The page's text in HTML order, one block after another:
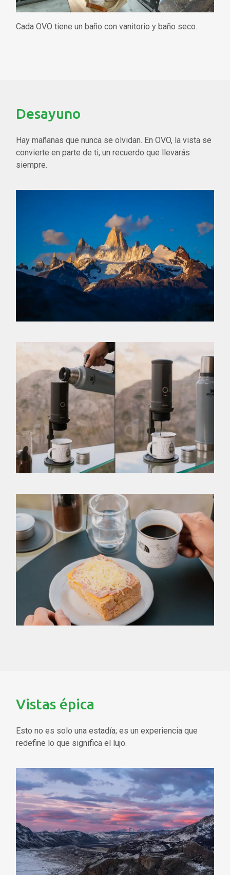
Cada OVO tiene un baño con vanitorio y baño seco.
Desayuno
Hay mañanas que nunca se olvidan. En OVO, la vista se
convierte en parte de ti, un recuerdo que llevarás
siempre.
Vistas épica
Esto no es solo una estadía; es un experiencia que
redefine lo que significa el lujo.